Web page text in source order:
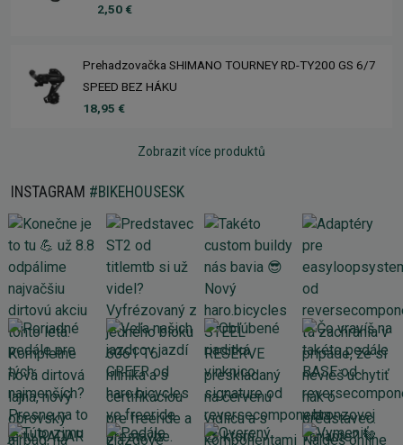
2,50 €
Prehadzovačka SHIMANO TOURNEY RD-TY200 GS 6/7
SPEED BEZ HÁKU
18,95 €
Zobrazit více produktů
INSTAGRAM #BIKEHOUSESK